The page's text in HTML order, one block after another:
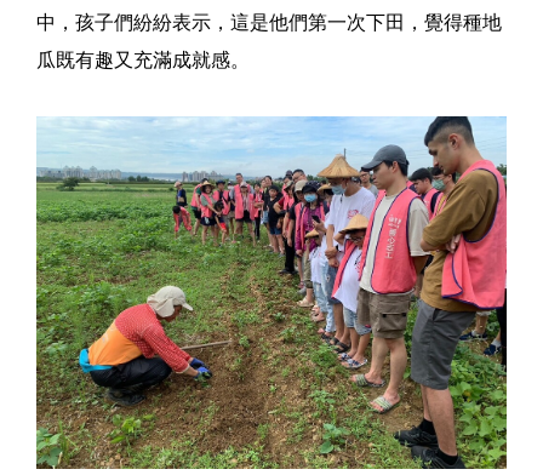
中，孩子們紛紛表示，這是他們第一次下田，覺得種地
瓜既有趣又充滿成就感。